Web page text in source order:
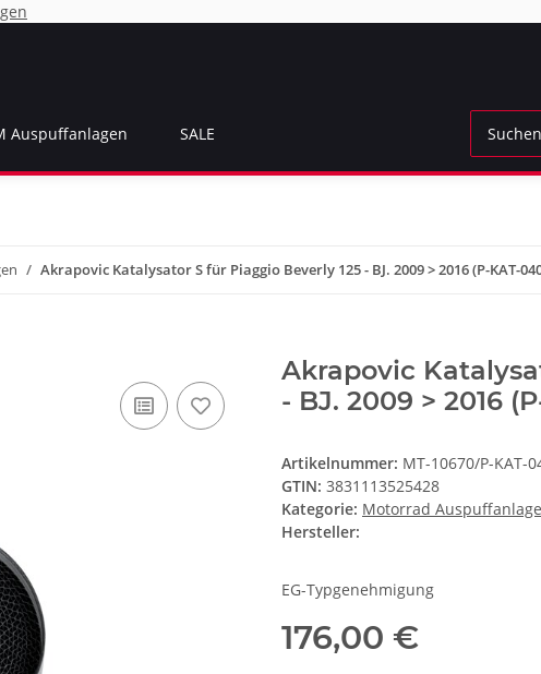
Auspuffanlagen SALE
Akrapovic Katalysator S für Piaggio Beverly 125 - BJ. 2009 > 2016 (P-KAT-
Akrapovic
- BJ. 2009 > 2016
Artikelnummer: MT-10670/P-KAT-
GTIN: 3831113525428
Kategorie: Motorrad
Hersteller:
EG-Typgenehmigung
176,00 €